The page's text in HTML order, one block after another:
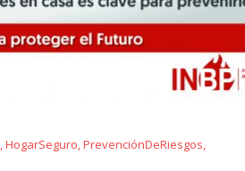
,HogarSeguro,PrevenciónDeRiesgos,